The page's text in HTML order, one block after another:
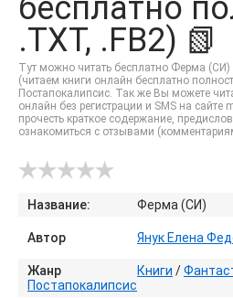
бесплатно
.TXT, .FB2) 📗
Тут можно читать бесплатно Ферма
(читаем книги онлайн бесплатно
Постапокалипсис. Так же Вы можете
онлайн без регистрации и SMS на сайте
прочесть краткое содержание,
ознакомиться с отзывами
Название: Ферма (СИ)
Автор Янук Елена
Жанр Книги /
Постапокалипсис